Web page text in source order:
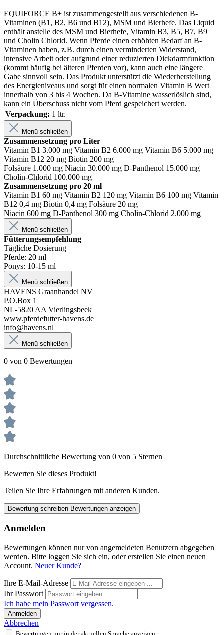
EQUIFORCE B+ ist zusammengestellt aus verschiedenen B-
Vitaminen (B1, B2, B6 und B12), MSM und Bierhefe. Das Liquid
enthält anstelle des MSM und Bierhefe, Vitamin B3, B5, B7, B9
und Cholin Chlorid. Wenn Pferde einen erhöhten Bedarf an B-
Vitaminen haben, z.B. durch einen verminderten Widerstand,
intensive Arbeit oder aufgrund einer reduzierten Dickdarmfunktion
(kommt häufig bei älteren Pferden vor), kann auch eine längere
Gabe sinnvoll sein. Das Produkt unterstützt die Wiederherstellung
des Energieniveaus und sorgt für einen normalen Vitamin B Wert
innerhalb von 3 bis 4 Wochen. Da B-Vitamine wasserlöslich sind,
kann ein Überschuss nicht vom Pferd gespeichert werden.
Verpackung: 1 ltr.
Menü schließen
Zusammensetzung pro Liter
Vitamin B1 3.000 mg Vitamin B2 6.000 mg Vitamin B6 5.000 mg
Vitamin B12 20 mg Biotin 200 mg
Folsäure 1.000 mg Niacin 30.000 mg D-Panthenol 15.000 mg
Cholin-Chlorid 100.000 mg
Zusammensetzung pro 20 ml
Vitamin B1 60 mg Vitamin B2 120 mg Vitamin B6 100 mg Vitamin
B12 0,4 mg Biotin 0,4 mg Folsäure 20 mg
Niacin 600 mg D-Panthenol 300 mg Cholin-Chlorid 2.000 mg
Menü schließen
Fütterungsempfehlung
Tägliche Dosierung
Pferde: 20 ml
Ponys: 10-15 ml
Menü schließen
HAVENS Graanhandel NV
P.O.Box 1
NL-5820 AA Vierlingsbeek
www.pferdefutter-havens.de
info@havens.nl
Menü schließen
0 von 0 Bewertungen
Durchschnittliche Bewertung von 0 von 5 Sternen
Bewerten Sie dieses Produkt!
Teilen Sie Ihre Erfahrungen mit anderen Kunden.
Bewertung schreiben Bewertungen anzeigen
Anmelden
Bewertungen können nur von angemeldeten Benutzern abgegeben
werden. Bitte loggen Sie sich ein, oder erstellen Sie einen neuen
Account. Neuer Kunde?
Ihre E-Mail-Adresse
Ihr Passwort
Ich habe mein Passwort vergessen.
Anmelden
Abbrechen